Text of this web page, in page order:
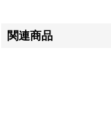
関連商品